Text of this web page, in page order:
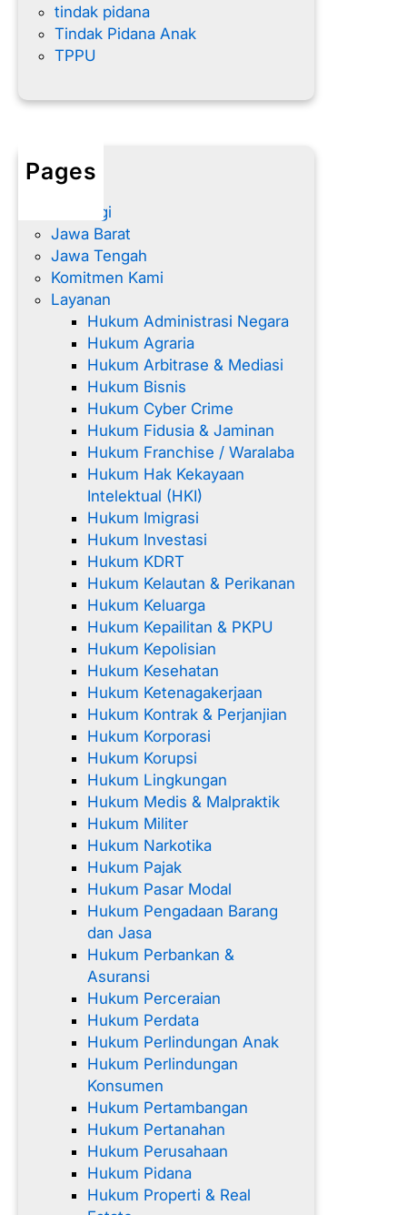
tindak pidana
Tindak Pidana Anak
TPPU
Pages
Home
Hubungi
Jawa Barat
Jawa Tengah
Komitmen Kami
Layanan
Hukum Administrasi Negara
Hukum Agraria
Hukum Arbitrase & Mediasi
Hukum Bisnis
Hukum Cyber Crime
Hukum Fidusia & Jaminan
Hukum Franchise / Waralaba
Hukum Hak Kekayaan
Intelektual (HKI)
Hukum Imigrasi
Hukum Investasi
Hukum KDRT
Hukum Kelautan & Perikanan
Hukum Keluarga
Hukum Kepailitan & PKPU
Hukum Kepolisian
Hukum Kesehatan
Hukum Ketenagakerjaan
Hukum Kontrak & Perjanjian
Hukum Korporasi
Hukum Korupsi
Hukum Lingkungan
Hukum Medis & Malpraktik
Hukum Militer
Hukum Narkotika
Hukum Pajak
Hukum Pasar Modal
Hukum Pengadaan Barang
dan Jasa
Hukum Perbankan &
Asuransi
Hukum Perceraian
Hukum Perdata
Hukum Perlindungan Anak
Hukum Perlindungan
Konsumen
Hukum Pertambangan
Hukum Pertanahan
Hukum Perusahaan
Hukum Pidana
Hukum Properti & Real